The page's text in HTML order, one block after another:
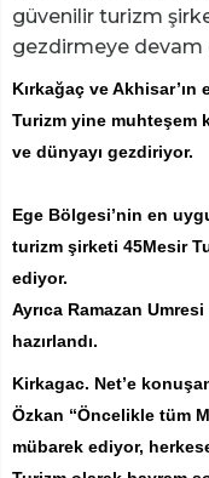
güvenilir turizm
gezdirmeye devam
Kırkağaç ve
Turizm yine muhteşem
ve dünyayı gezdiriyor.
Ege Bölgesi’nin en
turizm şirketi 45Mesir
ediyor.
Ayrıca Ramazan
hazırlandı.
Kirkagac. Net’e
Özkan “Öncelikle tüm
mübarek ediyor,